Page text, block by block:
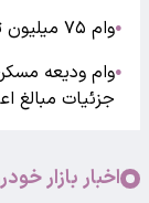
●وام ۷۵ میلیون تومانی بازنشستگان کشوری پرداخت شد
●وام ودیعه
جزئیات مبالغ
اخبار بازار